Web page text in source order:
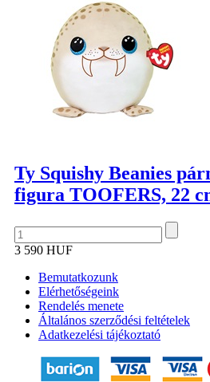
Ty Squishy Beanies
figura TOOFERS, 22
3 590 HUF
Bemutatkozunk
Elérhetőségeink
Rendelés menete
Általános szerződési feltételek
Adatkezelési tájékoztató